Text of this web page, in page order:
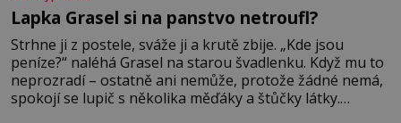
Lapka Grasel si na panstvo netroufl?
Strhne ji z postele, sváže ji a krutě zbije. „Kde jsou
peníze?“ naléhá Grasel na starou švadlenku. Když mu to
neprozradí – ostatně ani nemůže, protože žádné nemá,
spokojí se lupič s několika měďáky a štůčky látky.